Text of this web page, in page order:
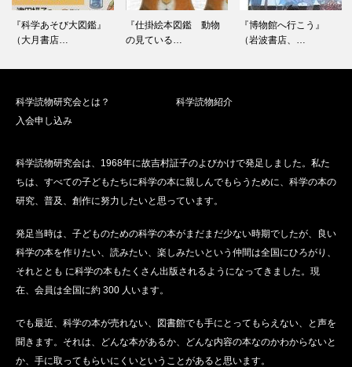
『科学あそび大図鑑』
（大月書店…
『仕掛絵本図鑑 動物
の見ている…
『博物館へ行こう』
（岩波書店、…
科学読物研究会とは？
科学読物紹介
入会申し込み
科学読物研究会は、1968年に故吉村証子のよびかけで発足しました。私た
ちは、すべての子どもたちに科学の本に親しんでもらうために、科学の本の
研究、普及、創作に努力したいと思っています。
発足当時は、子どものための科学の本がまだまだ少ない時期でしたが、良い
科学の本を作りたい、読みたい、楽しみたいという仲間は全国にひろがり、
それととも に科学の本もたくさん出版されるようになってきました。現
在、会員は全国に約 300 人います。
でも最近、科学の本が売れない、図書館でも手にとってもらえない、と声を
聞きます。それは、どんな本があるか、どんな内容の本なのかわからないと
か、手に取ってもらいにくいということがあると思います。